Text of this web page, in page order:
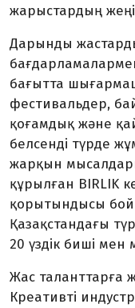
жарыстардың
Дарынды
бағытта
фестивальдер,
қоғамдық және
белсенді түрде
жарқын
құрылған BIRLIK
қорытындысы
Қазақстандағы
20 үздік биші
Жас таланттарға
Креативті